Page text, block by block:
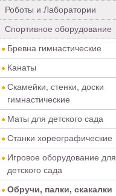
Роботы и Лаборатории
Спортивное оборудование
Бревна гимнастические
Канаты
Скамейки, стенки, доски
гимнастические
Маты для детского сада
Станки хореографические
Игровое оборудование для
детского сада
Обручи, палки, скакалки